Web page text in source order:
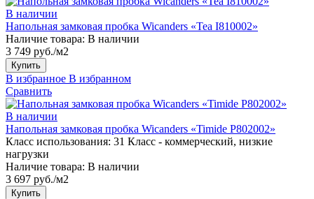
В наличии
Напольная замковая пробка Wicanders «Tea I810002»
Наличие товара: В наличии
3 749 руб./м2
Купить
В избранное В избранном
Сравнить
В наличии
Напольная замковая пробка Wicanders «Timide P802002»
Класс использования: 31 Класс - коммерческий, низкие
нагрузки
Наличие товара: В наличии
3 697 руб./м2
Купить